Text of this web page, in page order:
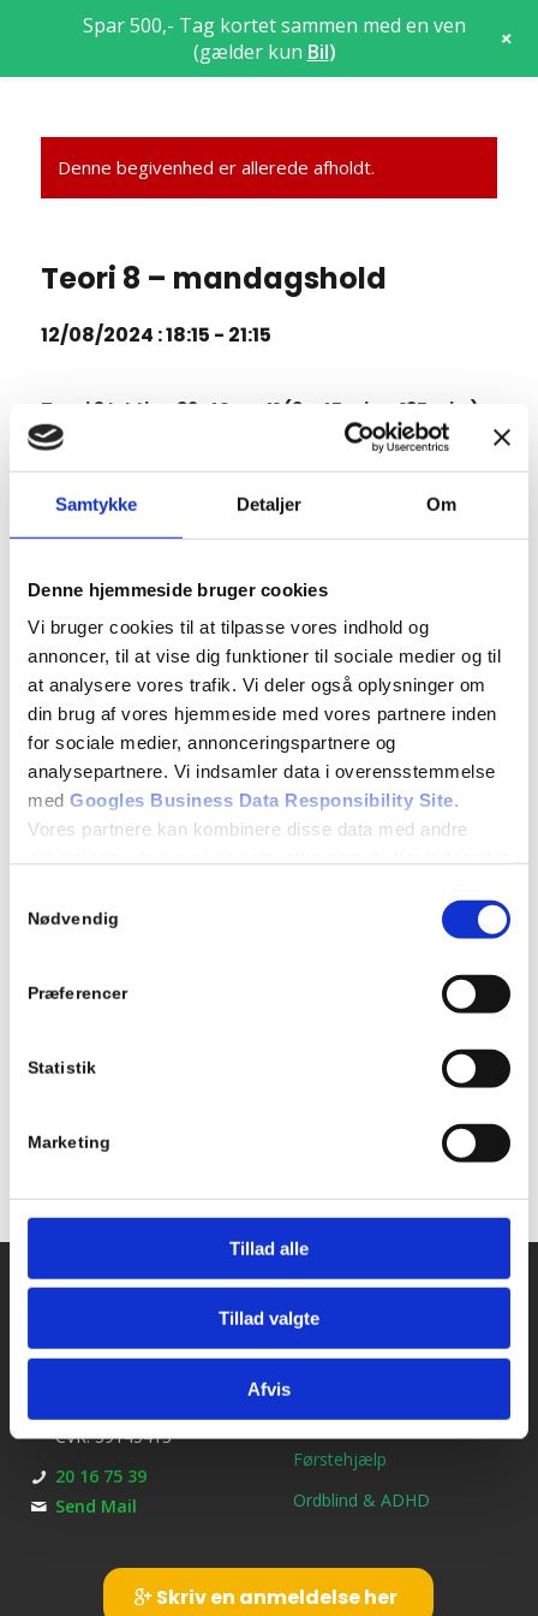
Samtykke Detaljer Om
Denne hjemmeside bruger cookies
Vi bruger cookies til at tilpasse vores indhold og
annoncer, til at vise dig funktioner til sociale medier og til
at analysere vores trafik. Vi deler også oplysninger om
din brug af vores hjemmeside med vores partnere inden
for sociale medier, annonceringspartnere og
analysepartnere. Vi indsamler data i overensstemmelse
med Googles Business Data Responsibility Site.
Vores partnere kan kombinere disse data med andre
Se Cookie & Privatlivspolitik
Nødvendig
Præferencer
Statistik
Marketing
Tillad alle
Tillad valgte
Afvis
Denne begivenhed er allerede afholdt.
Teori 8 – mandagshold
12/08/2024 : 18:15 - 21:15
Teori 8 lektion 39, 40 og 41 (3 x 45 min = 135 min.)
Manøvrer på vej
7.18 Standsning og parkering
7.19 Kørsel i mørke og lygtetændingstid i øvrigt
7.20 Kørsel i tunnel
Repetition af tidligere lektioner
EVALUERENDE TEORIPRØVE
Detaljer
Dato:
12/08/2024
Tidspunkt:
18:15 - 21:15
Begivenhed Kategori:
Tilføj til kalender
Kontakt os
Brøndbyvestervej 25
CVR: 39145413
20 16 75 39
Send Mail
Ydelser
Bil kørekort
B/E Trailerkørekort
Førstehjælp
Ordblind & ADHD
Skriv en anmeldelse her
Spar 500,- Tag kortet sammen med en ven
(gælder kun Bil) +